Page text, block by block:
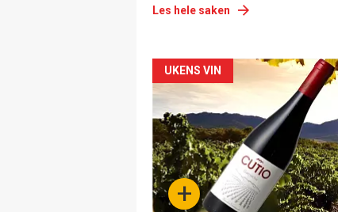
Les hele saken
Forsiden
akkurat
nå
-
+
UKENS VIN